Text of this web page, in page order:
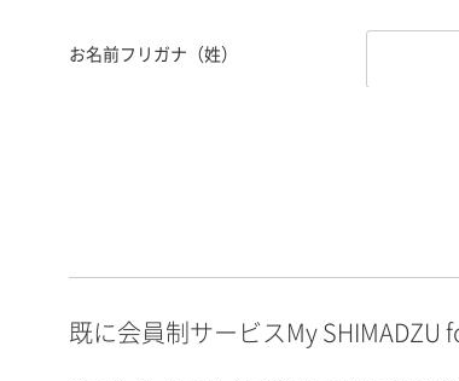
お名前フリガナ（姓）
英数）
既に会員制サービスMy